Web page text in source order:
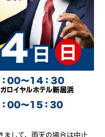
まして、雨天の場合は中止